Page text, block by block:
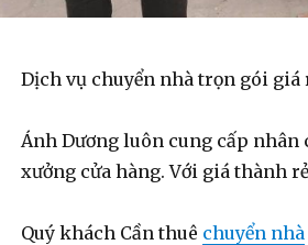
Dịch vụ chuyển nhà trọn gói giá
Ánh Dương luôn cung cấp
xưởng cửa hàng. Với giá thành
Quý khách Cần thuê chuyển nhà